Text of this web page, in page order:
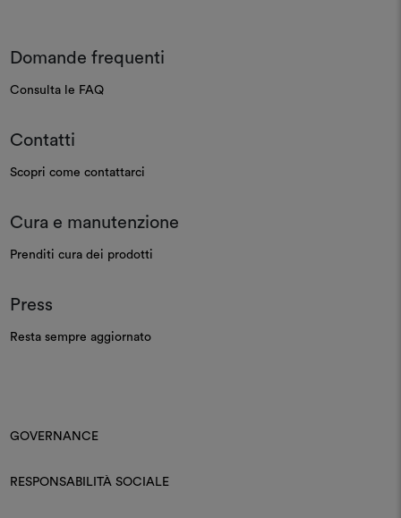
Domande frequenti
Consulta le FAQ
Contatti
Scopri come contattarci
Cura e manutenzione
Prenditi cura dei prodotti
Press
Resta sempre aggiornato
GOVERNANCE
RESPONSABILITÀ SOCIALE